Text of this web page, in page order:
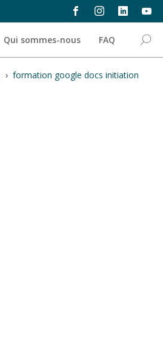
Qui sommes-nous FAQ
› formation google docs initiation